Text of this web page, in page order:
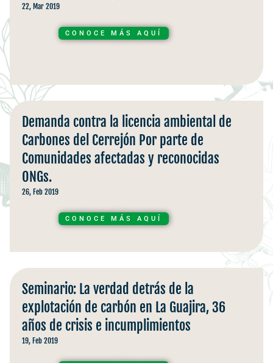
22, Mar 2019
CONOCE MÁS AQUÍ
Demanda contra la licencia ambiental de
Carbones del Cerrejón Por parte de
Comunidades afectadas y reconocidas
ONGs.
26, Feb 2019
CONOCE MÁS AQUÍ
Seminario: La verdad detrás de la
explotación de carbón en La Guajira, 36
años de crisis e incumplimientos
19, Feb 2019